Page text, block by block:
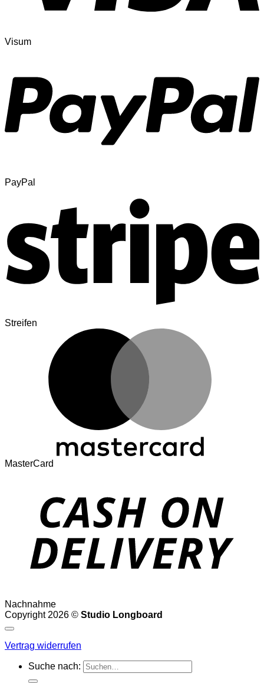
Visum
PayPal
Streifen
MasterCard
Nachnahme
Copyright 2026 © Studio Longboard
Vertrag widerrufen
Suche nach: